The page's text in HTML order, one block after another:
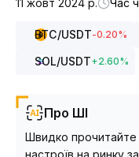
11 жовт 2024 р.
Час
BTC/USDT-0.20%
SOL/USDT+2.60%
Про ШІ
Швидко
настроїв на ринку